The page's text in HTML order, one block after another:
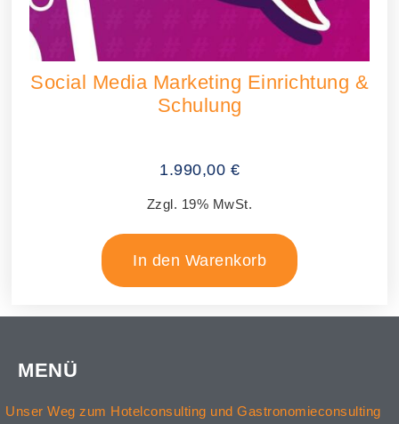
Social Media Marketing Einrichtung &
Schulung
1.990,00 €
Zzgl. 19% MwSt.
In den Warenkorb
MENÜ
Unser Weg zum Hotelconsulting und Gastronomieconsulting